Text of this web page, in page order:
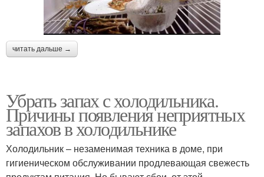
читать дальше →
Убрать запах с холодильника.
Причины появления неприятных
запахов в холодильнике
Холодильник – незаменимая техника в доме, при
гигиеническом обслуживании продлевающая свежесть